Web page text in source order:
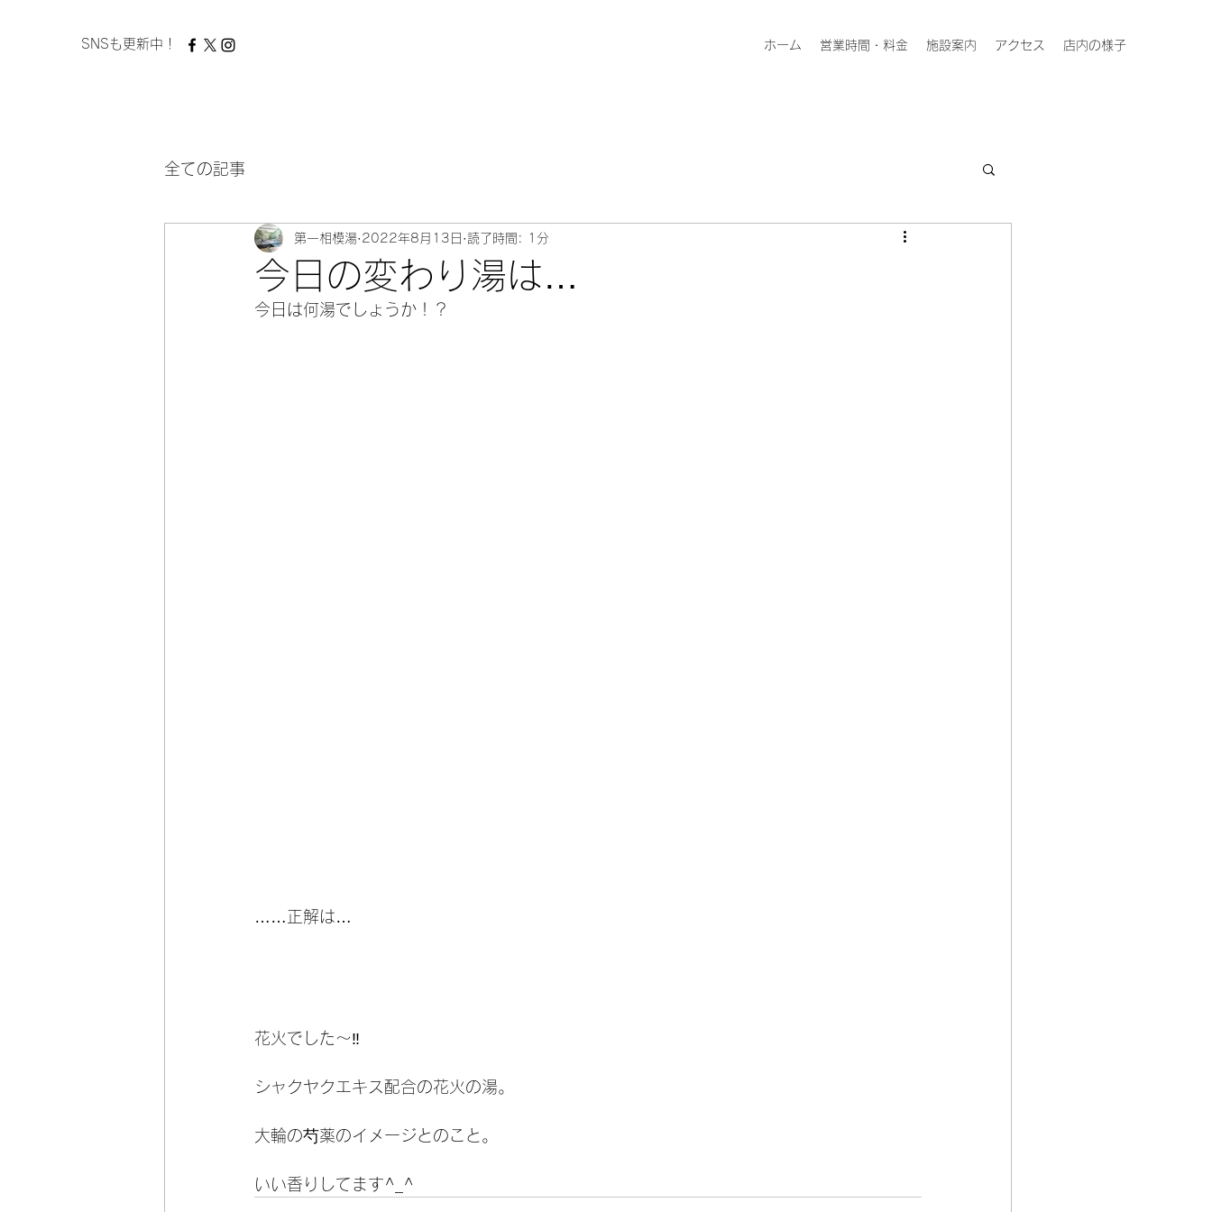
​ SNSも更新中！ ホーム 営業時間・料金 施設案内 アクセス 店内の様子
全ての記事
今日の変わり湯は…
第一相模湯 2022年8月13日 読了時間: 1分
今日は何湯でしょうか！？
……正解は…
花火でした〜‼︎
シャクヤクエキス配合の花火の湯。
大輪の芍薬のイメージとのこと。
いい香りしてます^_^